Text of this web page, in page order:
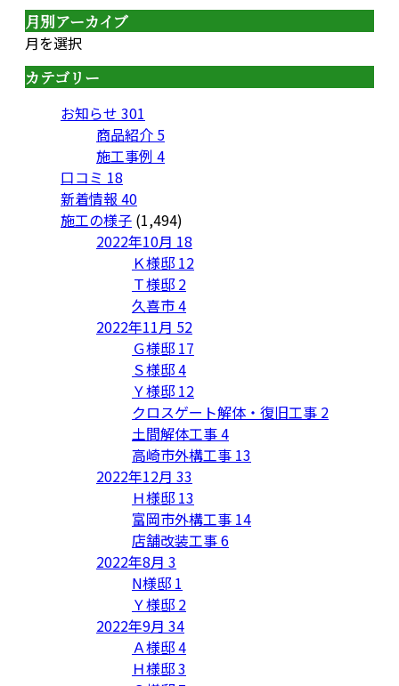
月別アーカイブ
月を選択
カテゴリー
お知らせ 301
商品紹介 5
施工事例 4
口コミ 18
新着情報 40
施工の様子 (1,494)
2022年10月 18
Ｋ様邸 12
Ｔ様邸 2
久喜市4
2022年11月 52
Ｇ様邸 17
Ｓ様邸4
Ｙ様邸 12
クロスゲート解体・復旧工事 2
土間解体工事4
高崎市外構工事 13
2022年12月 33
Ｈ様邸 13
富岡市外構工事 14
店舗改装工事6
2022年8月 3
N様邸 1
Ｙ様邸 2
2022年9月 34
Ａ様邸4
Ｈ様邸3